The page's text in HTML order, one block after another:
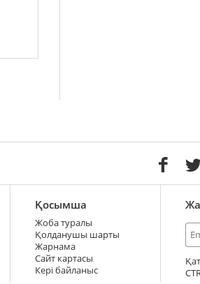
Қосымша
Жоба туралы
Қолданушы шарты
Жарнама
Сайт картасы
Кері байланыс